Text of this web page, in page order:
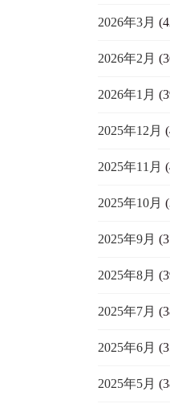
2026年3月
2026年2月
2026年1月
2025年12月
2025年11月
2025年10月
2025年9月
2025年8月
2025年7月
2025年6月
2025年5月